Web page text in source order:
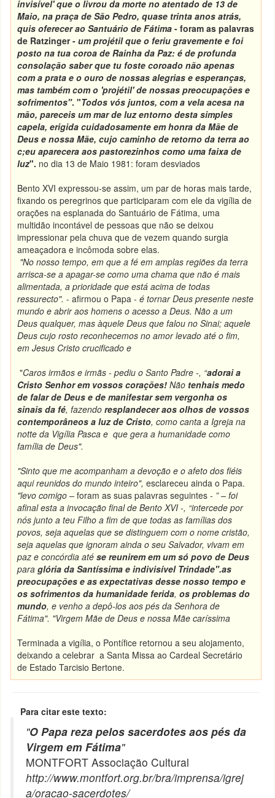
invisível' que o livrou da morte no atentado de 13 de
Maio, na praça de São Pedro, quase trinta anos atrás,
quis oferecer ao Santuário de Fátima - foram as palavras
de Ratzinger -um projétil que o feriu gravemente e foi
posto na tua coroa de Rainha da Paz: é de profunda
consolação saber que tu foste coroado não apenas
com a prata e o ouro de nossas alegrias e esperanças,
mas também com o 'projétil' de nossas preocupações e
sofrimentos". "Todos vós juntos, com a vela acesa na
mão, pareceis um mar de luz entorno desta simples
capela, erigida cuidadosamente em honra da Mãe de
Deus e nossa Mãe, cujo caminho de retorno da terra ao
c;eu aparecera aos pastorezinhos como uma faixa de
luz". no dia 13 de Maio 1981: foram desviados
Bento XVI expressou-se assim, um par de horas mais tarde,
fixando os peregrinos que participaram com ele da vigília de
orações na esplanada do Santuário de Fátima, uma
multidão incontável de pessoas que não se deixou
impressionar pela chuva que de vezem quando surgia
ameaçadora e incômoda sobre elas.
"No nosso tempo, em que a fé em amplas regiões da terra
arrisca-se a apagar-se como uma chama que não é mais
alimentada, a prioridade que está acima de todas
ressurecto". - afirmou o Papa -é tornar Deus presente neste
mundo e abrir aos homens o acesso a Deus. Não a um
Deus qualquer, mas àquele Deus que falou no Sinai; aquele
Deus cujo rosto reconhecemos no amor levado até o fim,
em Jesus Cristo crucificado e
"Caros irmãos e irmãs - pediu o Santo Padre -, “adorai a
Cristo Senhor em vossos corações! Não tenhais medo
de falar de Deus e de manifestar sem vergonha os
sinais da fé, fazendoresplandecer aos olhos de vossos
contemporâneos a luz de Cristo, como canta a Igreja na
notte da Vigília Pasca e que gera a humanidade como
família de Deus".
"Sinto que me acompanham a devoção e o afeto dos fiéis
aqui reunidos do mundo inteiro", esclareceu ainda o Papa.
"levo comigo– foram as suas palavras seguintes- ” – foi
afinal esta a invocação final de Bento XVI -, “intercede por
nós junto a teu Filho a fim de que todas as famílias dos
povos, seja aquelas que se distinguem com o nome cristão,
seja aquelas que ignoram ainda o seu Salvador, vivam em
paz e concórdia até se reunirem em um só povo de Deus
para glória da Santíssima e indivisível Trindade".as
preocupações e as expectativas desse nosso tempo e
os sofrimentos da humanidade ferida,os problemas do
mundo, e venho a depô-los aos pés da Senhora de
Fátima". "Virgem Mãe de Deus e nossa Mãe caríssima
Terminada a vigília, o Pontífice retornou a seu alojamento,
deixando a celebrar a Santa Missa ao Cardeal Secretário
de Estado Tarcisio Bertone.
Para citar este texto:
"O Papa reza pelos sacerdotes aos pés da
Virgem em Fátima"
MONTFORT Associação Cultural
http://www.montfort.org.br/bra/imprensa/igrej
a/oracao-sacerdotes/